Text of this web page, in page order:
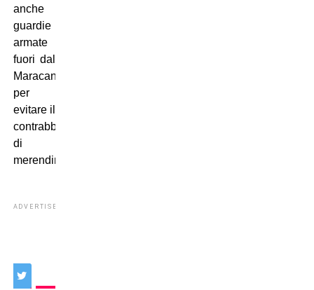
anche
guardie
armate
fuori dal
Maracana
per
evitare il
contrabbando
di
merendine?
ADVERTISEMENT